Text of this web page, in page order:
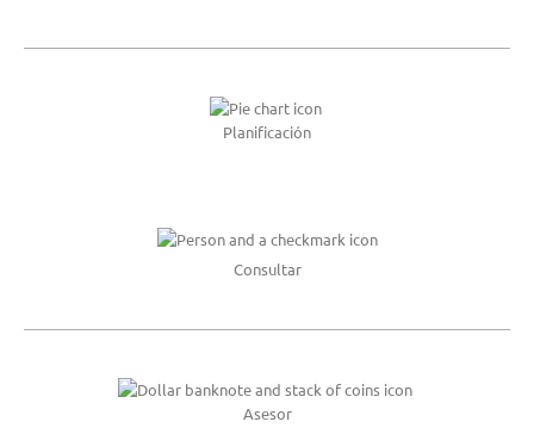
Planificación
Consultar
Asesor